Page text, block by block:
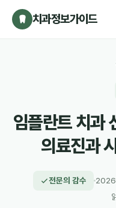
치과정보가이드
임플란트 치과
의료진과
전문의 감수